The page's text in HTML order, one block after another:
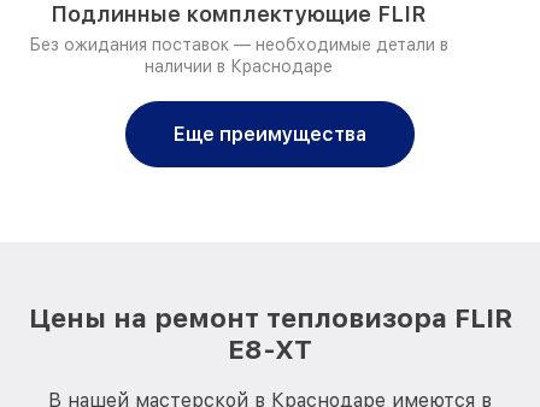
Подлинные комплектующие FLIR
Без ожидания поставок — необходимые детали в
наличии в Краснодаре
Еще преимущества
Цены на ремонт тепловизора FLIR
E8-XT
В нашей мастерской в Краснодаре имеются в